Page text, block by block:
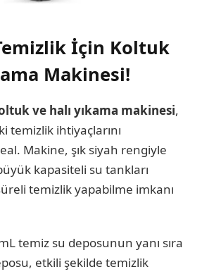
İçin Koltuk
Makinesi!
ve halı yıkama makinesi,
temizlik ihtiyaçlarını
Makine, şık siyah rengiyle
kapasiteli su tankları
temizlik yapabilme imkanı
temiz su deposunun yanı sıra
etkili şekilde temizlik